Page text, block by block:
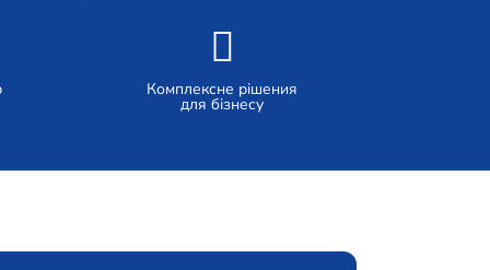
Комплексне рішения
для бізнесу